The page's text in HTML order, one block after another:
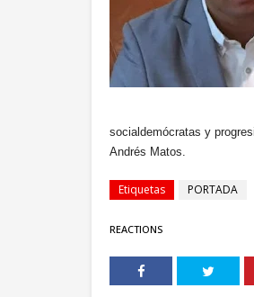
socialdemócratas y
Andrés Matos.
Etiquetas PORTADA
REACTIONS